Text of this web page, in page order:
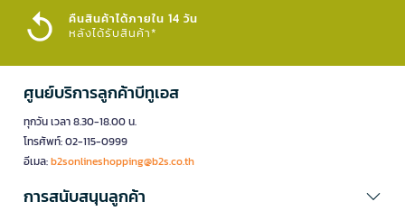
คืนสินค้าได้ภายใน 14 วัน
หลังได้รับสินค้า*
ศูนย์บริการลูกค้าบีทูเอส
ทุกวัน เวลา 8.30-18.00 น.
โทรศัพท์: 02-115-0999
อีเมล:b2sonlineshopping@b2s.co.th
การสนับสนุนลูกค้า